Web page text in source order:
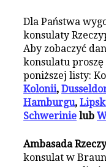
Dla Państwa
konsulaty
Aby zobaczyć
konsulatu
poniższej listy:
Kolonii,
Hamburgu,
Schwerinie lub
Ambasada
konsulat w